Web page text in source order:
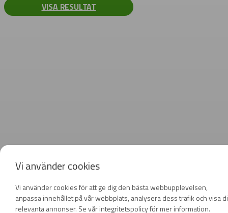
Vi använder cookies
Vi använder cookies för att ge dig den bästa webbupplevelsen,
anpassa innehållet på vår webbplats, analysera dess trafik och visa
relevanta annonser. Se vår integritetspolicy för mer information.
VISA RESULTAT